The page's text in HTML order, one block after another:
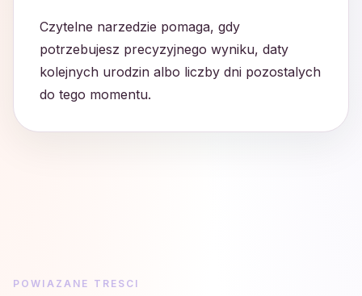
Czytelne narzedzie pomaga, gdy
potrzebujesz precyzyjnego wyniku, daty
kolejnych urodzin albo liczby dni pozostalych
do tego momentu.
POWIAZANE TRESCI